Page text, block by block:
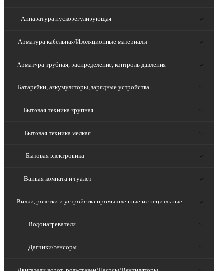
Аппаратура пускорегулирующая
Арматура кабельная/Изоляционные материалы
Арматура трубная, распределение, контроль давления
Батарейки, аккумуляторы, зарядные устройства
Бытовая техника крупная
Бытовая техника мелкая
Бытовая электроника
Ванная комната и туалет
Вилки, розетки и устройства промышленные и специальные
Водонагреватели
Датчики/сенсоры